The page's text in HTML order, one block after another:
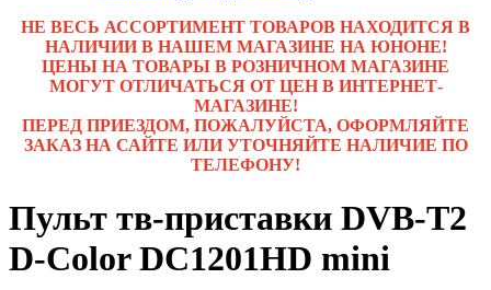
НЕ ВЕСЬ АССОРТИМЕНТ ТОВАРОВ НАХОДИТСЯ В
НАЛИЧИИ В НАШЕМ МАГАЗИНЕ НА ЮНОНЕ!
ЦЕНЫ НА ТОВАРЫ В РОЗНИЧНОМ МАГАЗИНЕ
МОГУТ ОТЛИЧАТЬСЯ ОТ ЦЕН В ИНТЕРНЕТ-
МАГАЗИНЕ!
ПЕРЕД ПРИЕЗДОМ, ПОЖАЛУЙСТА, ОФОРМЛЯЙТЕ
ЗАКАЗ НА САЙТЕ ИЛИ УТОЧНЯЙТЕ НАЛИЧИЕ ПО
ТЕЛЕФОНУ!
Пульт тв-приставки DVB-T2
D-Color DC1201HD mini